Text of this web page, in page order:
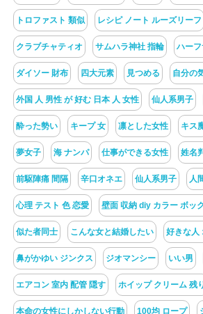
トロファスト 類似 レシピ ノート ルーズリーフ
クラブチャティオ サムハラ神社 指輪 ハー
ダイソー 財布 四大元素 見つめる 自分の
外国 人 男性 が 好む 日本 人 女性 仙人系男子
酔った勢い キープ 女 凛とした女性 キス
夢女子 海 ナンパ 仕事ができる女性 姓名
前駆陣痛 間隔 辛口オネエ 仙人系男子 人
心理 テスト 色 恋愛 壁面 収納 diy カラー ボッ
似た者同士 こんな女と結婚したい 好きな人
鼻がかゆい ジンクス ジオマンシー いい男
エアコン 室内 配管 隠す ホイップ クリーム 残
本命の女性にしかしない行動 100均 ロープ